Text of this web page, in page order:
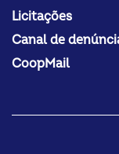
Licitações
Canal de
CoopMail